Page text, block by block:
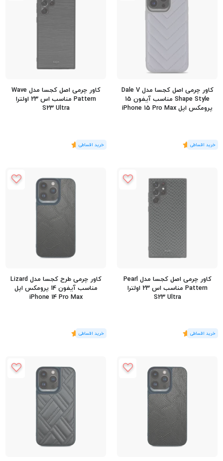
کاور چرمی اصل کجسا مدل Dale V
Shape Style مناسب آیفون 15
پرومکس اپل iPhone 15 Pro Max
(1رای)
5
کاور چرمی اصل کجسا مدل Wave
Pattern مناسب اس 23 اولترا
S23 Ultra
(1رای)
5
کاور چرمی اصل کجسا مدل Pearl
Pattern مناسب اس 23 اولترا
S23 Ultra
(1رای)
5
کاور چرمی طرح کجسا مدل Lizard
مناسب آیفون 14 پرومکس اپل
iPhone 14 Pro Max
(1رای)
5